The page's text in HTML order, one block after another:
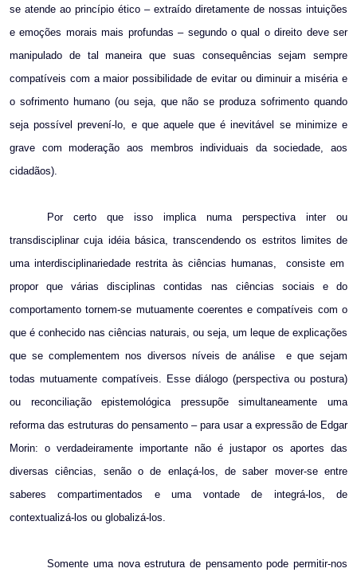
se atende ao princípio ético – extraído diretamente de nossas intuições
e emoções morais mais profundas – segundo o qual o direito deve ser
manipulado de tal maneira que suas consequências sejam sempre
compatíveis com a maior possibilidade de evitar ou diminuir a miséria e
o sofrimento humano (ou seja, que não se produza sofrimento quando
seja possível prevení-lo, e que aquele que é inevitável se minimize e
grave com moderação aos membros individuais da sociedade, aos
cidadãos).
Por certo que isso implica numa perspectiva inter ou
transdisciplinar cuja idéia básica, transcendendo os estritos limites de
uma interdisciplinariedade restrita às ciências humanas,
consiste em
propor que várias disciplinas contidas nas ciências sociais e do
comportamento tornem-se mutuamente coerentes e compatíveis com o
que é conhecido nas ciências naturais, ou seja, um leque de explicações
que se complementem nos diversos níveis de análise
e que sejam
todas mutuamente compatíveis. Esse diálogo (perspectiva ou postura)
ou reconciliação epistemológica pressupõe simultaneamente uma
reforma das estruturas do pensamento – para usar a expressão de Edgar
Morin: o verdadeiramente importante não é justapor os aportes das
diversas ciências, senão o de enlaçá-los, de saber mover-se entre
saberes compartimentados e uma vontade de integrá-los, de
contextualizá-los ou globalizá-los.
Somente uma nova estrutura de pensamento pode permitir-nos